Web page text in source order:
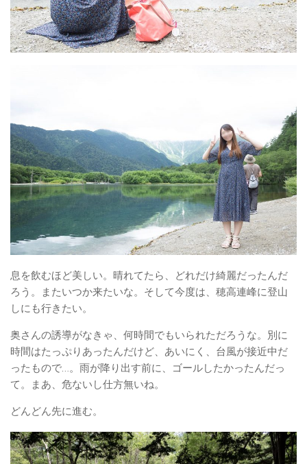
息を飲むほど美しい。晴れてたら、どれだけ綺麗だったんだ
ろう。またいつか来たいな。そして今度は、穂高連峰に登山
しにも行きたい。
奥さんの誘導がなきゃ、何時間でもいられただろうな。別に
時間はたっぷりあったんだけど、あいにく、台風が接近中だ
ったもので…。雨が降り出す前に、ゴールしたかったんだっ
て。まあ、危ないし仕方無いね。
どんどん先に進む。